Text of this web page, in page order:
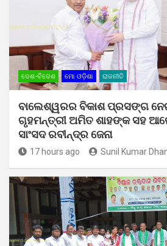
ଦେଶ-ବିଦେଶ ମୋ ଓଡ଼ିଶା ରାଜନୀତି
ବାଲେଶ୍ୱରର ବିକାଶ ପ୍ରସଙ୍ଗ
ଗୃହମନ୍ତ୍ରୀ ଅମିତ ଶାହଙ୍କ ସହ
ସାଂସଦ ରବୀନ୍ଦ୍ର ଜେନା
17 hours ago Sunil Kumar